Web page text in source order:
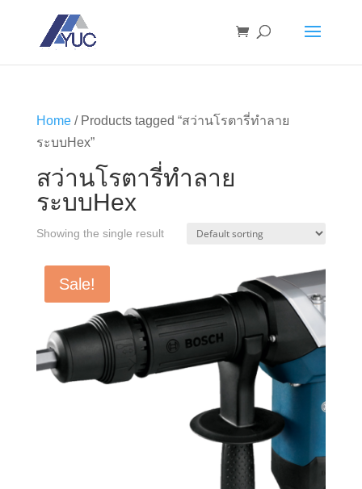
Home/ Products tagged “สว่านโรตารี่ทำลาย
ระบบHex”
สว่านโรตารี่ทำลาย
ระบบHex
Showing the single result
Sale!